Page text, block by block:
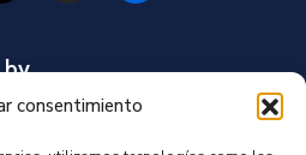
consentimiento
by